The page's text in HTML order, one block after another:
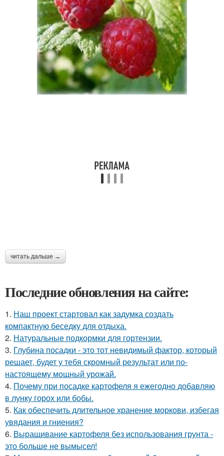
читать дальше →
Последние обновления на сайте:
1. Наш проект стартовал как задумка создать
компактную беседку для отдыха.
2. Натуральные подкормки для гортензии.
3. Глубина посадки - это тот невидимый фактор, который
решает, будет у тебя скромный результат или по-
настоящему мощный урожай.
4. Почему при посадке картофеля я ежегодно добавляю
в лунку горох или бобы.
5. Как обеспечить длительное хранение моркови, избегая
увядания и гниения?
6. Выращивание картофеля без использования грунта -
это больше не вымысел!